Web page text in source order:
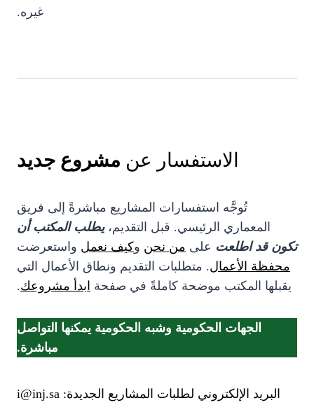
غيره.
الاستفسار عن مشروع جديد
تُوجَّه استفسارات المشاريع مباشرةً إلى فريق
المعماري الرئيسي. قبل التقديم،يطلب المكتب أن
تكون قد اطلعت على من نحن وكيف نعمل واستعرضت
محفظة الأعمال. متطلبات التقديم ونطاق الأعمال التي
يقبلها المكتب موضحة كاملةً في صفحة ابدأ مشروعك.
الجهات الحكومية وشبه الحكومية يمكنها التواصل
مباشرة.
البريد الإلكتروني لطلبات المشاريع الجديدة: i@inj.sa